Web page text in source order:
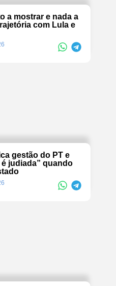
a mostrar e nada a
com Lula e
gestão do PT e
judiada” quando